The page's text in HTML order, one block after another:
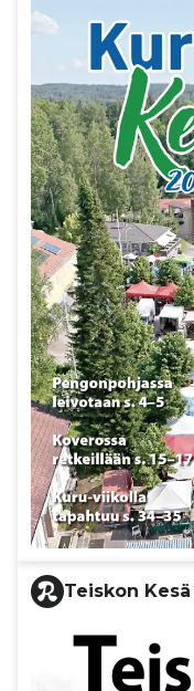
Teiskon Kesä